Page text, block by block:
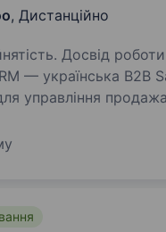
, Дистанційно
Досвід
— українська B2B
управління
нову роль у